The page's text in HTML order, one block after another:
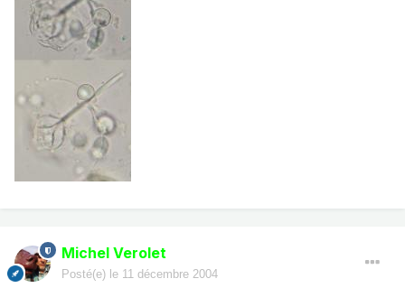
Michel Verolet
Posté(e) le 11 décembre 2004